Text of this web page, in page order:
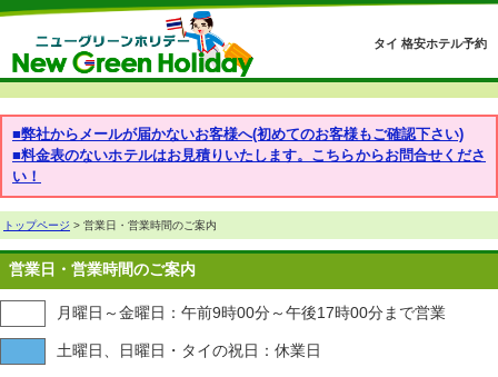
タイ 格安ホテル予約
■弊社からメールが届かないお客様へ(初めてのお客様もご確認下さい)
■料金表のないホテルはお見積りいたします。こちらからお問合せくださ
い！
トップページ > 営業日・営業時間のご案内
営業日・営業時間のご案内
月曜日～金曜日：午前9時00分～午後17時00分まで営業
土曜日、日曜日・タイの祝日：休業日